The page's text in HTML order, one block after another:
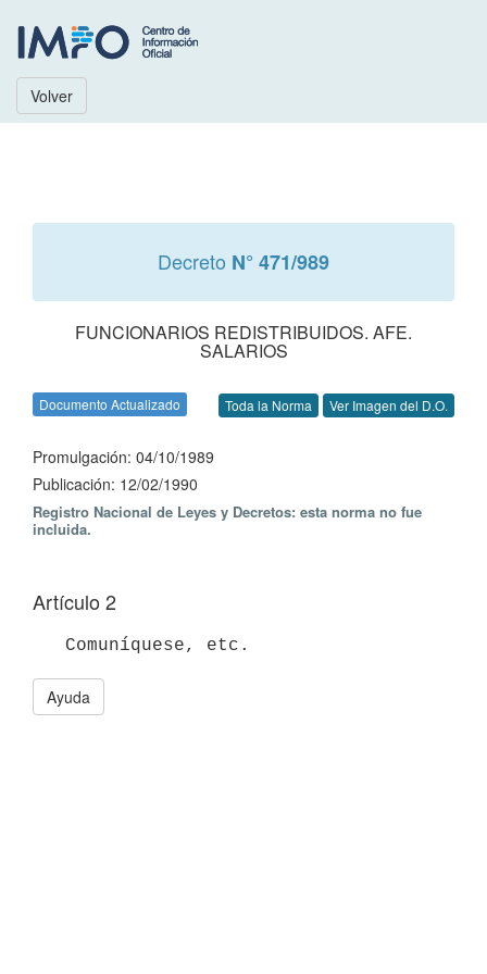
Volver
Decreto N° 471/989
FUNCIONARIOS REDISTRIBUIDOS. AFE.
SALARIOS
Documento Actualizado Toda la Norma Ver Imagen del D.O.
Promulgación: 04/10/1989
Publicación: 12/02/1990
Registro Nacional de Leyes y Decretos: esta norma no fue
incluida.
Artículo 2
Ayuda